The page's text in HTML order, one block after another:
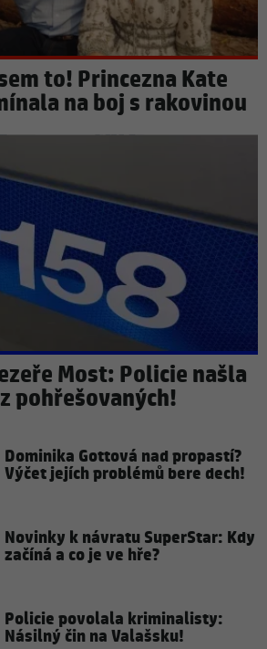
to! Princezna Kate
na boj s rakovinou
Most: Policie našla
pohřešovaných!
Dominika Gottová nad propastí?
Výčet jejích problémů bere dech!
Novinky k návratu SuperStar: Kdy
začíná a co je ve hře?
Policie povolala kriminalisty:
Násilný čin na Valašsku!